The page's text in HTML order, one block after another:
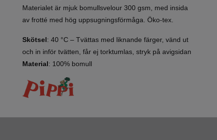
Materialet är mjuk bomullsvelour 300 gsm, med insida
av frotté med hög uppsugningsförmåga. Öko-tex.
Skötsel: 40 °C – Tvättas med liknande färger, vänd ut
och in inför tvätten, får ej torktumlas, stryk på avigsidan
Material: 100% bomull